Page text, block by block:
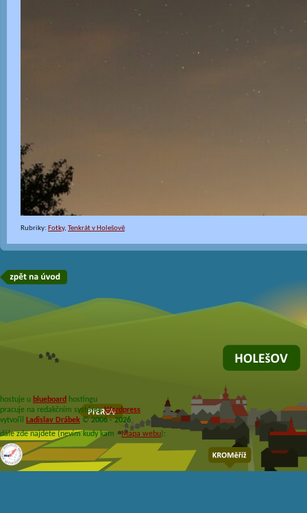
Rubriky: Fotky, Tenkrát v Holešově
hostuje u blueboard hostingu
pracuje na redakčním systémuWordpress
vytvořil Ladislav Drábek ©2006 - 2026
dále zde najdete (nevím kudy kam -Mapa webu):